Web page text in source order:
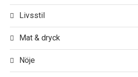
Livsstil
Mat & dryck
Nöje